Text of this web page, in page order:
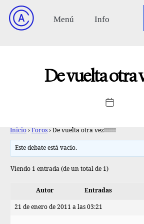
De vuelta otra
Inicio › Foros › De vuelta otra vez!!!!!!
Este debate está vacío.
Viendo 1 entrada (de un total de 1)
Autor Entradas
21 de enero de 2011 a las 03:21